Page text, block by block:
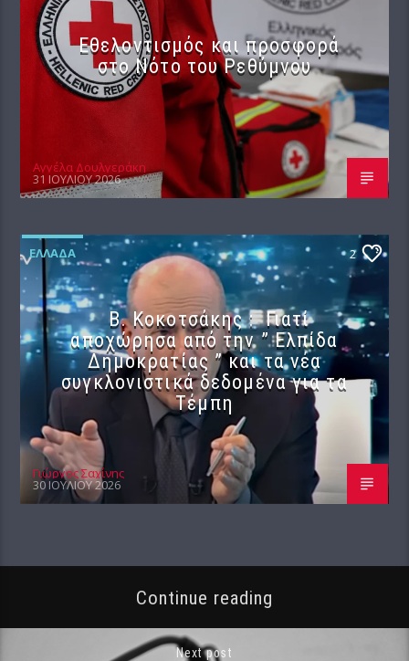
Εθελοντισμός και προσφορά
στο Νότο του Ρεθύμνου
Αγγέλα Δουλγεράκη
31 ΙΟΥΛΊΟΥ 2026
ΕΛΛΆΔΑ 2
Β. Κοκοτσάκης : Γιατί
αποχώρησα από την ” Ελπίδα
Δημοκρατίας ” και τα νέα
συγκλονιστικά δεδομένα για τα
Τέμπη
Γιώργος Σαχίνης
30 ΙΟΥΛΊΟΥ 2026
Continue reading
Next post